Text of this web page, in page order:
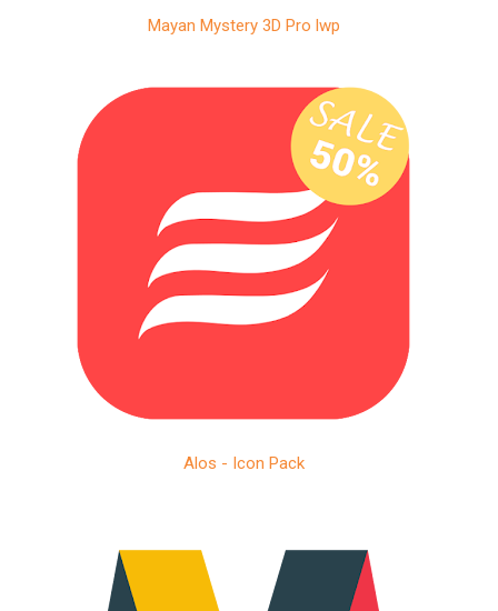
Mayan Mystery 3D Pro lwp
Alos - Icon Pack